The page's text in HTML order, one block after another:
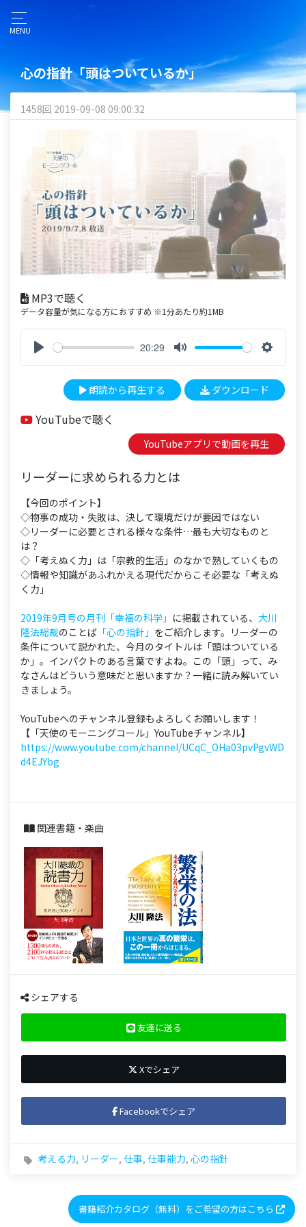
MENU
心の指針「頭はついているか」
1458回 2019-09-08 09:00:32
MP3で聴く
データ容量が気になる方におすすめ ※1分あたり約1MB
20:29
t
e
t
n
g
朗読から再生する ダウンロード
YouTubeで聴く
YouTubeアプリで動画を再生
リーダーに求められる力とは
【今回のポイント】
◇物事の成功・失敗は、決して環境だけが要因ではない
◇リーダーに必要とされる様々な条件…最も大切なものと
は？
◇「考えぬく力」は「宗教的生活」のなかで熟していくもの
◇情報や知識があふれかえる現代だからこそ必要な「考えぬ
く力」
2019年9月号の月刊「幸福の科学」 に掲載されている、 大川
隆法総裁のことば 「心の指針」 をご紹介します。リーダーの
条件について説かれた、今月のタイトルは「頭はついている
か」。インパクトのある言葉ですよね。この「頭」って、み
なさんはどういう意味だと思いますか？一緒に読み解いてい
きましょう。
YouTubeへのチャンネル登録もよろしくお願いします！
【「天使のモーニングコール」YouTubeチャンネル】
https://www.youtube.com/channel/UCqC_OHa03pvPgvWD
d4EJYbg
関連書籍・楽曲
シェアする
友達に送る
Xでシェア
Facebookでシェア
考える力, リーダー, 仕事, 仕事能力, 心の指針
書籍紹介カタログ（無料）をご希望の方はこちら